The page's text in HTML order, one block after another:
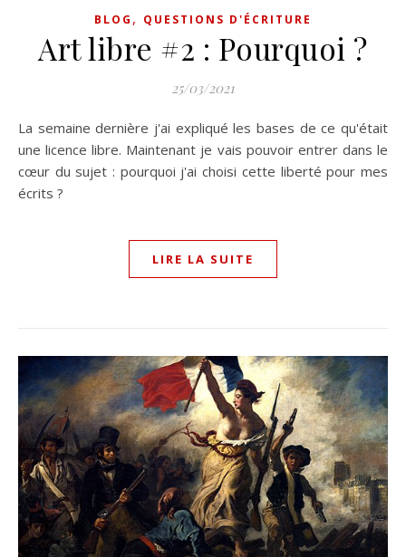
BLOG , QUESTIONS D'ÉCRITURE
Art libre #2 : Pourquoi ?
25/03/2021
La semaine dernière j'ai expliqué les bases de ce qu'était
une licence libre. Maintenant je vais pouvoir entrer dans le
cœur du sujet : pourquoi j'ai choisi cette liberté pour mes
écrits ?
LIRE LA SUITE